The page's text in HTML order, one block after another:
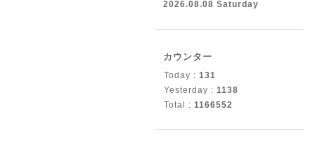
2026.08.08 Saturday
カウンター
Today : 131
Yesterday : 1138
Total : 1166552